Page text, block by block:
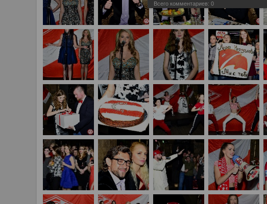
Всего комментариев: 0